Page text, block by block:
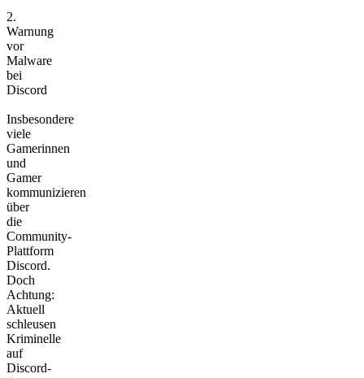
2.
Warnung
vor
Malware
bei
Discord
Insbesondere
viele
Gamerinnen
und
Gamer
kommunizieren
über
die
Community-
Plattform
Discord.
Doch
Achtung:
Aktuell
schleusen
Kriminelle
auf
Discord-